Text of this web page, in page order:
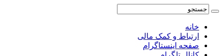
خانه
ارتباط و کمک مالی
صفحه اینستاگرام